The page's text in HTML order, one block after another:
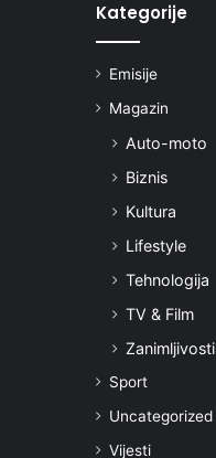
Kategorije
Emisije
Magazin
Auto-moto
Biznis
Kultura
Lifestyle
Tehnologija
TV & Film
Zanimljivosti
Sport
Uncategorized
Vijesti